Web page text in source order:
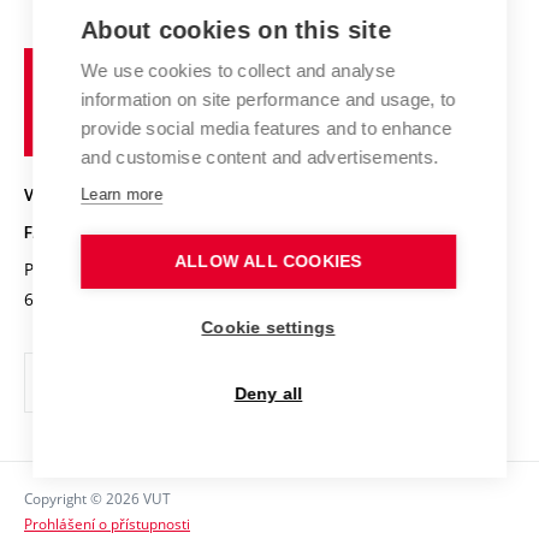
Studium a stáže v zahraničí
Pracovní nabídky
Den chemie
Chemici z VUT
Stipendia
Studijní předpisy
Výsledky VaV
Projekty
Úspěchy a ocenění
Konference a soutěže
Kvalifikační řízení
Fórum Chemistry and Life
Střední školy a FCH
Popularizace vědy
Organizační struktura
Historie fakulty
Kalendář akcí
Fotogalerie
Absolventi
Reklamní předměty
Fakultní časopis
Ochrana osobních údajů
Kontakty
Vysoké
učení
technické
v
VYSOKÉ UČENÍ TECHNICKÉ V BRNĚ
FAKULTA CHEMICKÁ
Purkyňova 464/118
612 00 Brno
www.fch.vut.cz
Copyright © 2026 VUT
Prohlášení o přístupnosti
About cookies on this site
We use cookies to collect and analyse
information on site performance and usage, to
provide social media features and to enhance
and customise content and advertisements.
Learn more
ALLOW ALL COOKIES
Cookie settings
Deny all